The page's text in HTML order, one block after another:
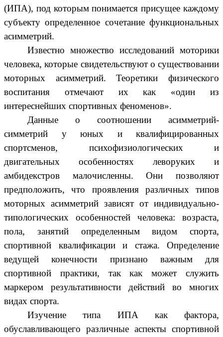
(ИПА), под которым понимается присущее каждому
субъекту определенное сочетание функциональных
асимметрий.
Известно множество исследований моторики
человека, которые свидетельствуют о существовании
моторных асимметрий. Теоретики физического
воспитания отмечают их как «один из
интереснейших спортивных феноменов».
Данные о соотношении асимметрий-
симметрий у юных и квалифицированных
спортсменов, психофизиологических и
двигательных особенностях леворуких и
амбидекстров малочисленны. Они позволяют
предположить, что проявления различных типов
моторных асимметрий зависят от индивидуально-
типологических особенностей человека: возраста,
пола, занятий определенным видом спорта,
спортивной квалификации и стажа. Определение
ведущей конечности признано важным для
спортивной практики, так как может служить
маркером результативности действий во многих
видах спорта.
Изучение типа ИПА как фактора,
обуславливающего различные аспекты спортивной